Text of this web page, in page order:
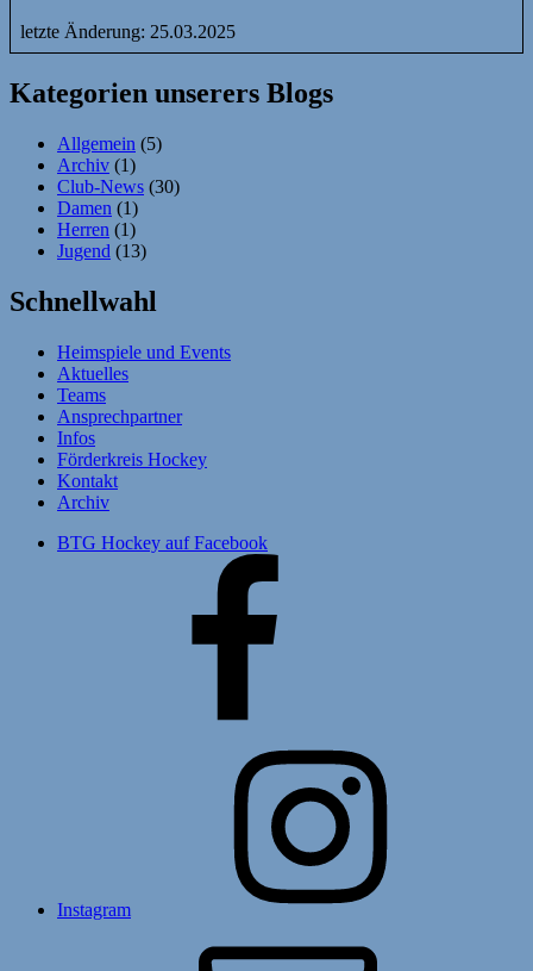
letzte Änderung: 25.03.2025
Kategorien unserers Blogs
Allgemein (5)
Archiv (1)
Club-News (30)
Damen (1)
Herren (1)
Jugend (13)
Schnellwahl
Heimspiele und Events
Aktuelles
Teams
Ansprechpartner
Infos
Förderkreis Hockey
Kontakt
Archiv
BTG Hockey auf Facebook
Instagram